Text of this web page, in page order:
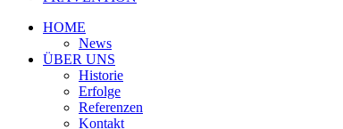
HOME
News
ÜBER UNS
Historie
Erfolge
Referenzen
Kontakt